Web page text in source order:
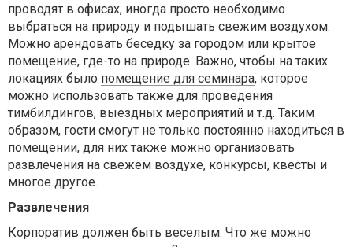
проводят в офисах, иногда просто необходимо
выбраться на природу и подышать свежим воздухом.
Можно арендовать беседку за городом или крытое
помещение, где-то на природе. Важно, чтобы на таких
локациях было помещение для семинара, которое
можно использовать также для проведения
тимбилдингов, выездных мероприятий и т.д. Таким
образом, гости смогут не только постоянно находиться в
помещении, для них также можно организовать
развлечения на свежем воздухе, конкурсы, квесты и
многое другое.
Развлечения
Корпоратив должен быть веселым. Что же можно